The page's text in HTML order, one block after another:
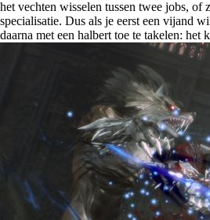
het vechten wisselen tussen twee jobs, of
specialisatie. Dus als je eerst een vijand
daarna met een halbert toe te takelen: het